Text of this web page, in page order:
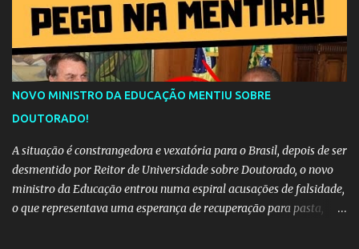
obra conclui como uma promessa de fidelidade e esperança no
reencontro, unindo a tradição da viola com o sentimento universal
do amor. No geral, o vídeo apresenta uma narrativa lírica sobre a
persistência do afeto através do tempo e do espaço. YouTube
YouTube YouTube
NOVO MINISTRO DA EDUCAÇÃO MENTIU SOBRE
DOUTORADO!
A situação é constrangedora e vexatória para o Brasil, depois de ser
desmentido por Reitor de Universidade sobre Doutorado, o novo
ministro da Educação entrou numa espiral acusações de falsidade,
o que representava uma esperança de recuperação para pasta,